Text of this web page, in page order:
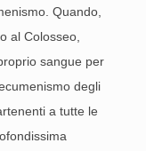
Quando,
al Colosseo,
sangue per
degli
a tutte le